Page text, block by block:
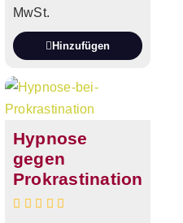
MwSt.
Hinzufügen
Hypnose
gegen
Prokrastination